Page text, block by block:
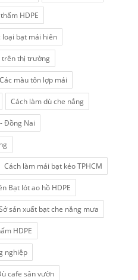
HDPE
loại bạt mái hiên
trên thị trường
Các màu tôn lợp mái
Cách làm dù che nắng
Đồng Nai
Cách làm mái bạt kéo TPHCM
Bạt lót ao hồ HDPE
sản xuất bạt che nắng mưa
HDPE
nghiệp
cafe sân vườn